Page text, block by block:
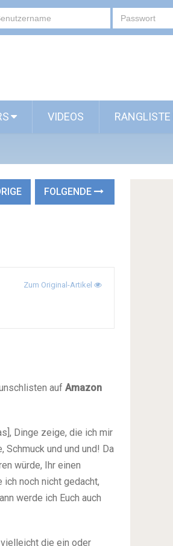
VIDEOS RANGLISTE
FOLGENDE
Zum Original-Artikel
auf Amazon
Dinge zeige, die ich mir
und und und! Da
würde, Ihr einen
noch nicht gedacht,
werde ich Euch auch
die ein oder